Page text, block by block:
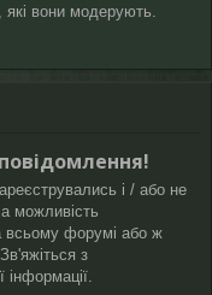
вони модерують.
і / або не
можливість
всьому форумі або ж
з